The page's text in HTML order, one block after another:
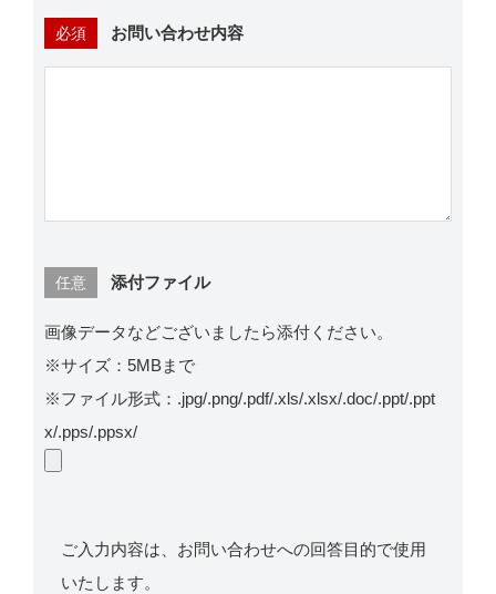
お問い合わせ内容
必須
添付ファイル
任意
画像データなどございましたら添付ください。
※サイズ：5MBまで
※ファイル形式：.jpg/.png/.pdf/.xls/.xlsx/.doc/.ppt/.ppt
x/.pps/.ppsx/
ご入力内容は、お問い合わせへの回答目的で使用
いたします。